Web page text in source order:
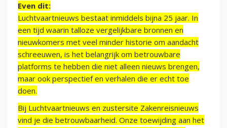
Even dit:
Luchtvaartnieuws bestaat inmiddels bijna 25 jaar. In
een tijd waarin talloze vergelijkbare bronnen en
nieuwkomers met veel minder historie om aandacht
schreeuwen, is het belangrijk om betrouwbare
platforms te hebben die niet alleen nieuws brengen,
maar ook perspectief en verhalen die er echt toe
doen.
Bij Luchtvaartnieuws en zustersite Zakenreisnieuws
vind je die betrouwbaarheid. Onze toewijding aan het